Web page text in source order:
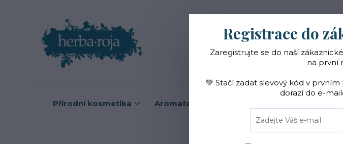
Blog O nás Novinky Vše o nákupu
Přírodní kosmetika Aromaterapie
Registrace do
Zaregistrujte se do naší
na první
💚 Stačí zadat slevový kód v
dorazí do e-